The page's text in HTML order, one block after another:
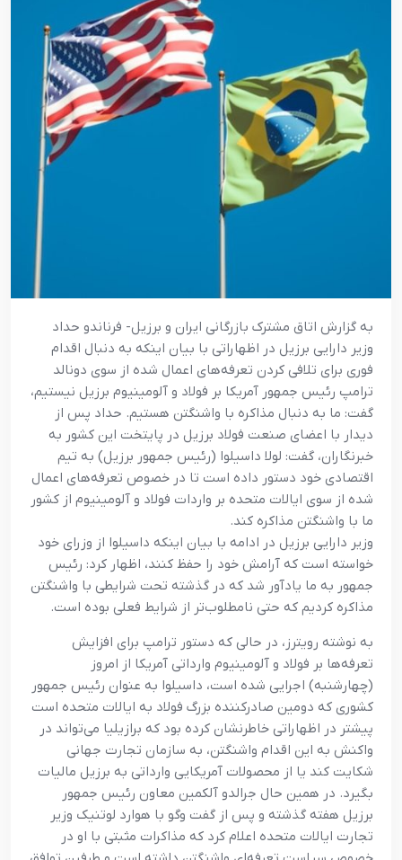
به گزارش اتاق مشترک بازرگانی ایران و برزیل- فرناندو حداد
وزیر دارایی برزیل در اظهاراتی با بیان اینکه به دنبال اقدام
فوری برای تلافی کردن تعرفه‌های اعمال شده از سوی دونالد
ترامپ رئیس جمهور آمریکا بر فولاد و آلومینیوم برزیل نیستیم،
گفت: ما به دنبال مذاکره با واشنگتن هستیم. حداد پس از
دیدار با اعضای صنعت فولاد برزیل در پایتخت این کشور به
خبرنگاران، گفت: لولا داسیلوا (رئیس جمهور برزیل) به تیم
اقتصادی خود دستور داده است تا در خصوص تعرفه‌های اعمال
شده از سوی ایالات متحده بر واردات فولاد و آلومینیوم از کشور
ما با واشنگتن مذاکره کند.
وزیر دارایی برزیل در ادامه با بیان اینکه داسیلوا از وزرای خود
خواسته است که آرامش خود را حفظ کنند، اظهار کرد: رئیس
جمهور به ما یادآور شد که در گذشته تحت شرایطی با واشنگتن
مذاکره کردیم که حتی نامطلوب‌تر از شرایط فعلی بوده است.
به نوشته رویترز، در حالی که دستور ترامپ برای افزایش
تعرفه‌ها بر فولاد و آلومینیوم وارداتی آمریکا از امروز
(چهارشنبه) اجرایی شده است، داسیلوا به عنوان رئیس جمهور
کشوری که دومین صادرکننده بزرگ فولاد به ایالات متحده است
پیشتر در اظهاراتی خاطرنشان کرده بود که برازیلیا می‌تواند در
واکنش به این اقدام واشنگتن، به سازمان تجارت جهانی
شکایت کند یا از محصولات آمریکایی وارداتی به برزیل مالیات
بگیرد. در همین حال جرالدو آلکمین معاون رئیس جمهور
برزیل هفته گذشته و پس از گفت وگو با هوارد لوتنیک وزیر
تجارت ایالات متحده اعلام کرد که مذاکرات مثبتی با او در